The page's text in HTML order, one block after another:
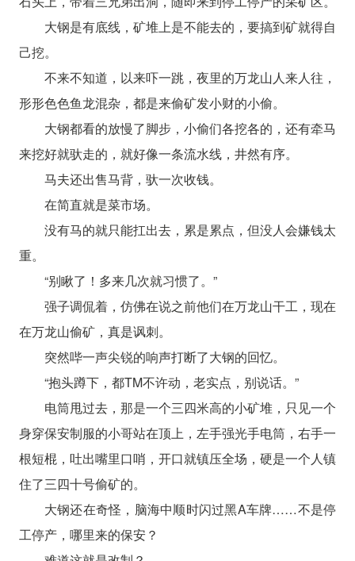
大钢是有底线，矿堆上是不能去的，要搞到矿就得自
己挖。
不来不知道，以来吓一跳，夜里的万龙山人来人往，
形形色色鱼龙混杂，都是来偷矿发小财的小偷。
大钢都看的放慢了脚步，小偷们各挖各的，还有牵马
来挖好就驮走的，就好像一条流水线，井然有序。
马夫还出售马背，驮一次收钱。
在简直就是菜市场。
没有马的就只能扛出去，累是累点，但没人会嫌钱太
重。
“别瞅了！多来几次就习惯了。”
强子调侃着，仿佛在说之前他们在万龙山干工，现在
在万龙山偷矿，真是讽刺。
突然哔一声尖锐的响声打断了大钢的回忆。
“抱头蹲下，都TM不许动，老实点，别说话。”
电筒甩过去，那是一个三四米高的小矿堆，只见一个
身穿保安制服的小哥站在顶上，左手强光手电筒，右手一
根短棍，吐出嘴里口哨，开口就镇压全场，硬是一个人镇
住了三四十号偷矿的。
大钢还在奇怪，脑海中顺时闪过黑A车牌……不是停
工停产，哪里来的保安？